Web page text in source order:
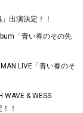
出演決定！！
「青い春のその先
LIVE「青い春のそ
WAVE & WESS
！